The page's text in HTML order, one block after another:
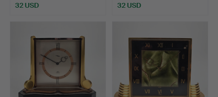
32 USD 32 USD